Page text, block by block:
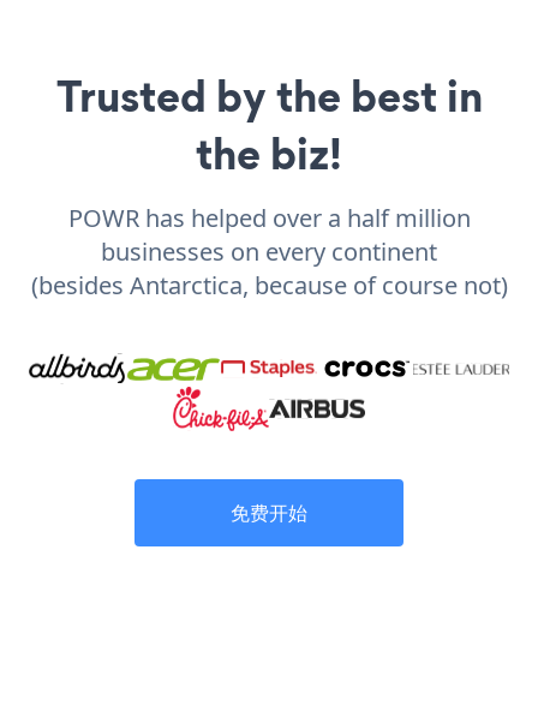
Trusted by the best in
the biz!
POWR has helped over a half million
businesses on every continent
(besides Antarctica, because of course not)
免费开始